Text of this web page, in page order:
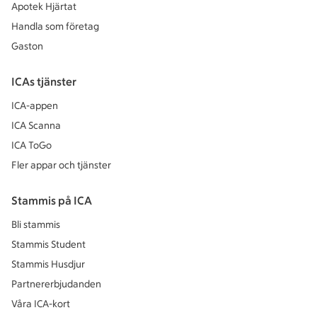
Apotek Hjärtat
Handla som företag
Gaston
ICAs tjänster
ICA-appen
ICA Scanna
ICA ToGo
Fler appar och tjänster
Stammis på ICA
Bli stammis
Stammis Student
Stammis Husdjur
Partnererbjudanden
Våra ICA-kort